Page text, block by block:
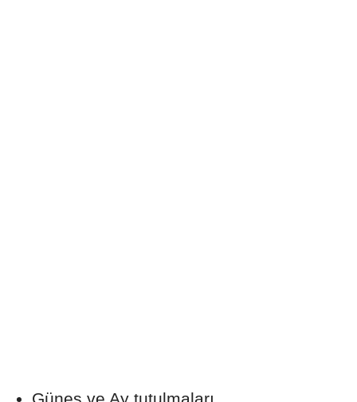
Güneş ve Ay tutulmaları